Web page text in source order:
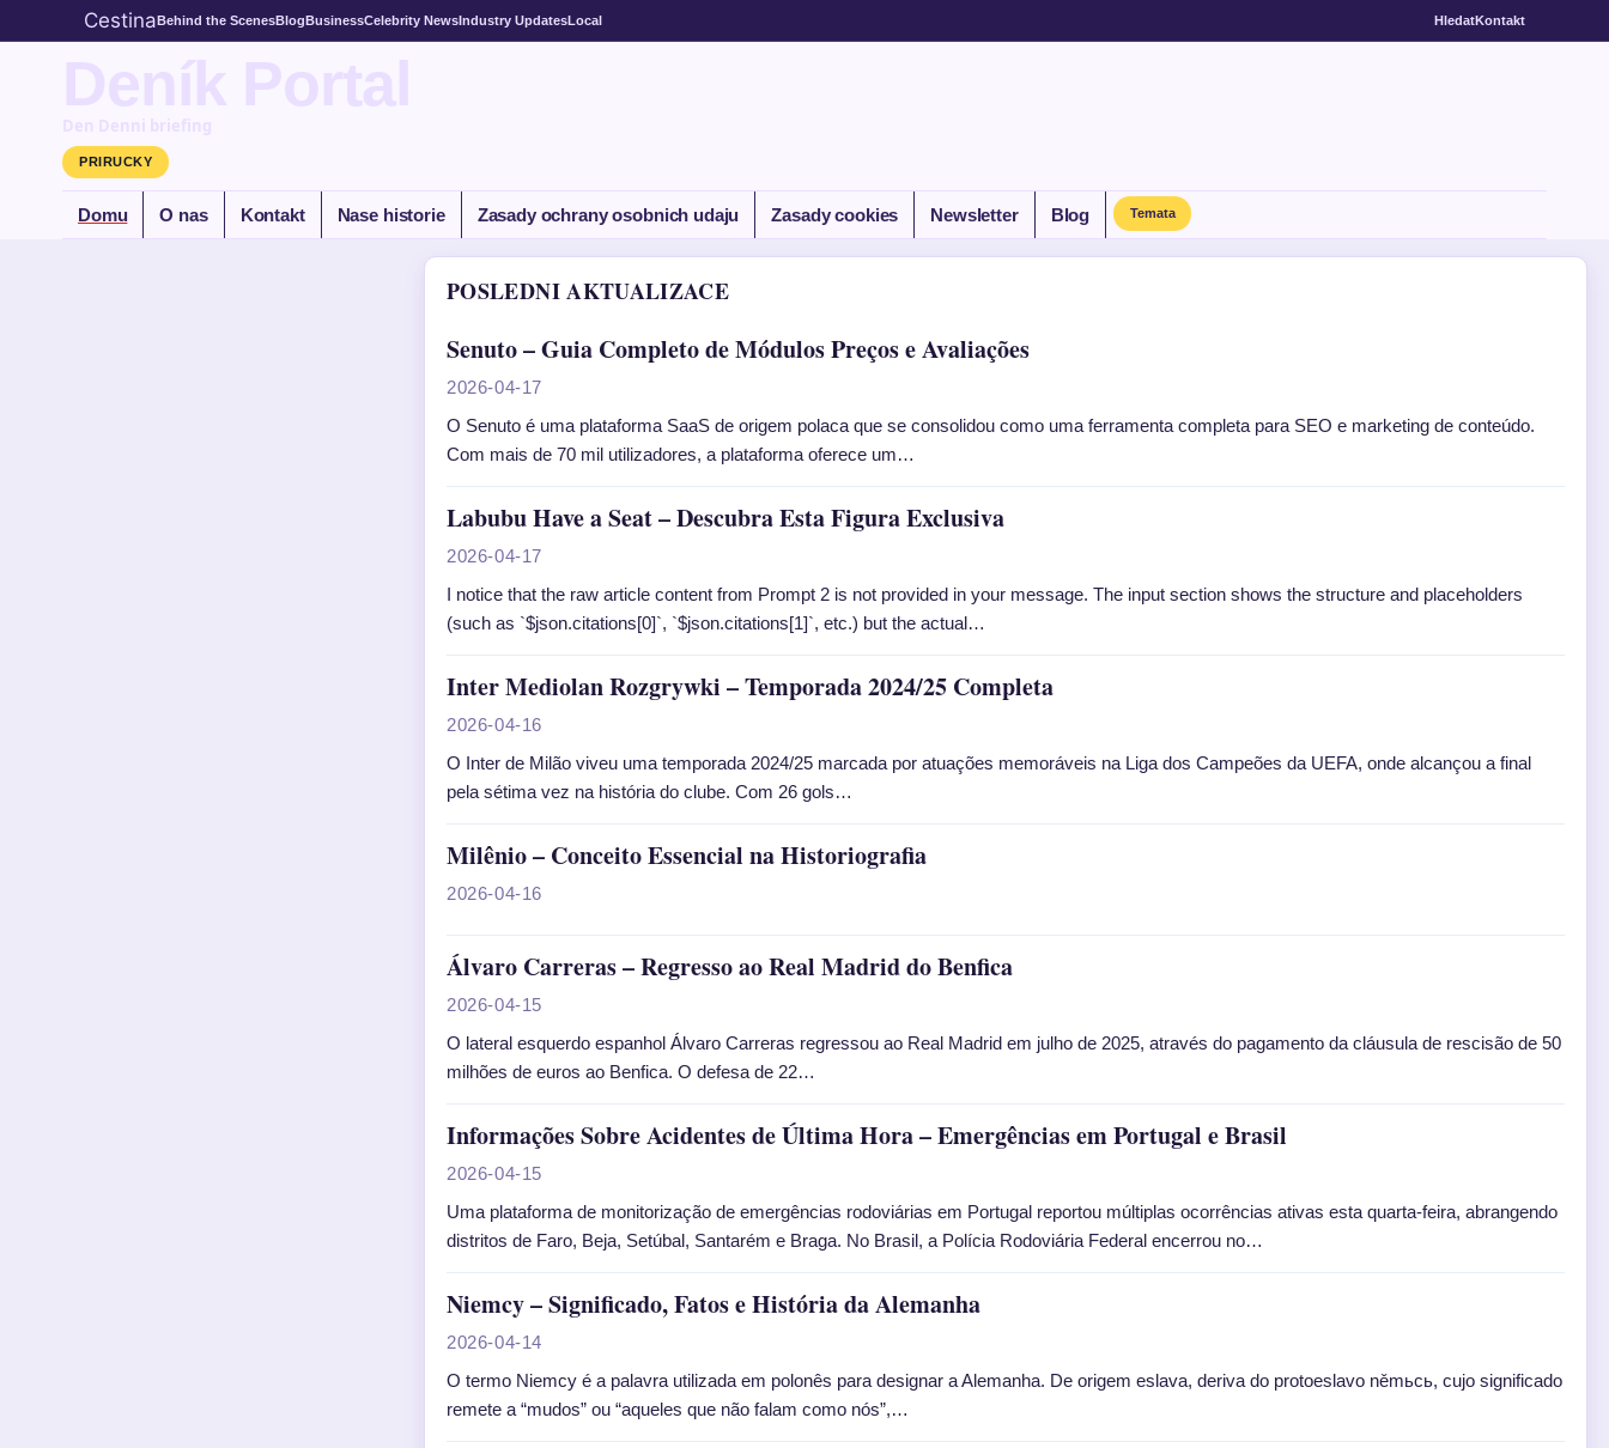
CestinaBehind the ScenesBlogBusinessCelebrity NewsIndustry UpdatesLocal HledatKontakt
Deník Portal
Den Denni briefing
PRIRUCKY
Domu O nas Kontakt Nase historie Zasady ochrany osobnich udaju Zasady cookies Newsletter Blog Temata
POSLEDNI AKTUALIZACE
Senuto – Guia Completo de Módulos Preços e Avaliações
2026-04-17
O Senuto é uma plataforma SaaS de origem polaca que se consolidou como uma ferramenta completa para SEO e marketing de conteúdo.
Com mais de 70 mil utilizadores, a plataforma oferece um…
Labubu Have a Seat – Descubra Esta Figura Exclusiva
2026-04-17
I notice that the raw article content from Prompt 2 is not provided in your message. The input section shows the structure and placeholders
(such as `$json.citations[0]`, `$json.citations[1]`, etc.) but the actual…
Inter Mediolan Rozgrywki – Temporada 2024/25 Completa
2026-04-16
O Inter de Milão viveu uma temporada 2024/25 marcada por atuações memoráveis na Liga dos Campeões da UEFA, onde alcançou a final
pela sétima vez na história do clube. Com 26 gols…
Milênio – Conceito Essencial na Historiografia
2026-04-16
Álvaro Carreras – Regresso ao Real Madrid do Benfica
2026-04-15
O lateral esquerdo espanhol Álvaro Carreras regressou ao Real Madrid em julho de 2025, através do pagamento da cláusula de rescisão de 50
milhões de euros ao Benfica. O defesa de 22…
Informações Sobre Acidentes de Última Hora – Emergências em Portugal e Brasil
2026-04-15
Uma plataforma de monitorização de emergências rodoviárias em Portugal reportou múltiplas ocorrências ativas esta quarta-feira, abrangendo
distritos de Faro, Beja, Setúbal, Santarém e Braga. No Brasil, a Polícia Rodoviária Federal encerrou no…
Niemcy – Significado, Fatos e História da Alemanha
2026-04-14
O termo Niemcy é a palavra utilizada em polonês para designar a Alemanha. De origem eslava, deriva do protoeslavo němьcь, cujo significado
remete a “mudos” ou “aqueles que não falam como nós”,…